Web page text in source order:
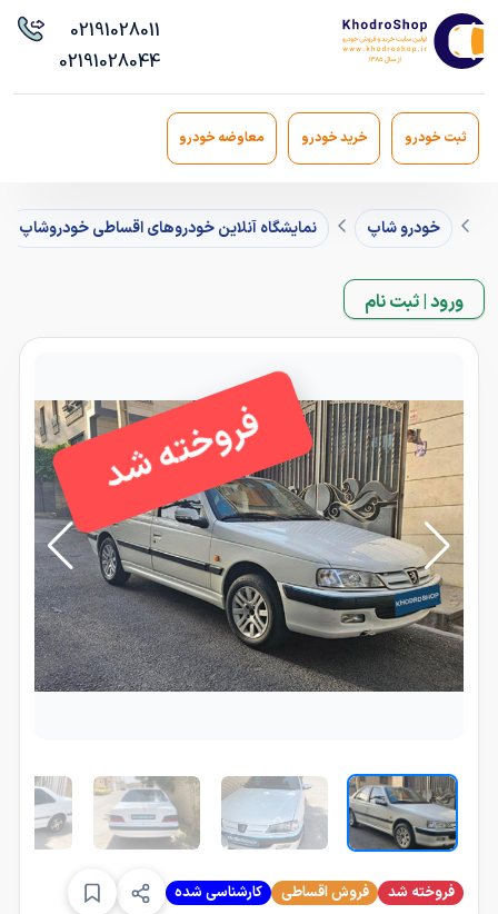
02191028011
02191028044
ثبت خودرو خرید خودرو معاوضه خودرو
خودرو شاپ نمایشگاه آنلاین خودروهای اقساطی خودروشاپ
ورود | ثبت نام
فروخته شد
فروخته شد فروش اقساطی کارشناسی شده